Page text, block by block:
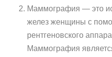
Маммография — это
желез женщины с
рентгеновского
Маммография